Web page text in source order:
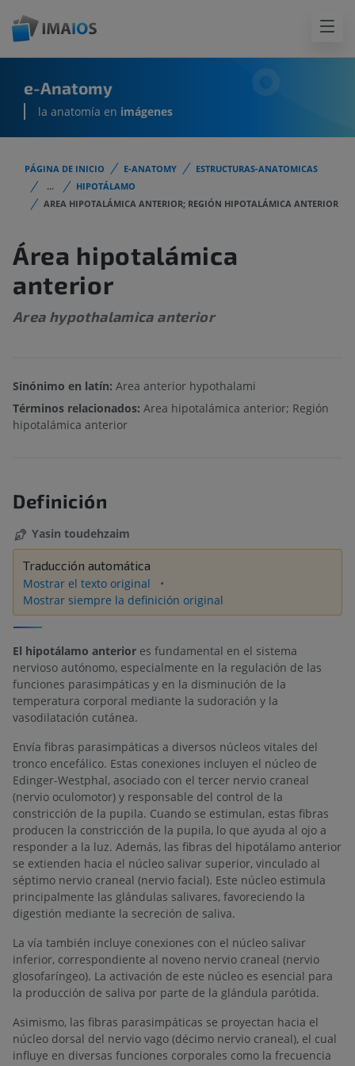
e-Anatomy
la anatomía en imágenes
PÁGINA DE INICIO E-ANATOMY
ESTRUCTURAS-ANATOMICAS
...
HIPOTÁLAMO
AREA HIPOTALÁMICA ANTERIOR; REGIÓN HIPOTALÁMICA ANTERIOR
Área hipotalámica
anterior
Area hypothalamica anterior
Sinónimo en latín: Area anterior hypothalami
Términos relacionados: Area hipotalámica anterior; Región
hipotalámica anterior
Definición
Yasin toudehzaim
Traducción automática
Mostrar el texto original
Mostrar siempre la definición original
El hipotálamo anterior es fundamental en el sistema
nervioso autónomo, especialmente en la regulación de las
funciones parasimpáticas y en la disminución de la
temperatura corporal mediante la sudoración y la
vasodilatación cutánea.
Envía fibras parasimpáticas a diversos núcleos vitales del
tronco encefálico. Estas conexiones incluyen el núcleo de
Edinger-Westphal, asociado con el tercer nervio craneal
(nervio oculomotor) y responsable del control de la
constricción de la pupila. Cuando se estimulan, estas fibras
producen la constricción de la pupila, lo que ayuda al ojo a
responder a la luz. Además, las fibras del hipotálamo anterior
se extienden hacia el núcleo salivar superior, vinculado al
séptimo nervio craneal (nervio facial). Este núcleo estimula
principalmente las glándulas salivares, favoreciendo la
digestión mediante la secreción de saliva.
La vía también incluye conexiones con el núcleo salivar
inferior, correspondiente al noveno nervio craneal (nervio
glosofaríngeo). La activación de este núcleo es esencial para
la producción de saliva por parte de la glándula parótida.
Asimismo, las fibras parasimpáticas se proyectan hacia el
núcleo dorsal del nervio vago (décimo nervio craneal), el cual
influye en diversas funciones corporales como la frecuencia